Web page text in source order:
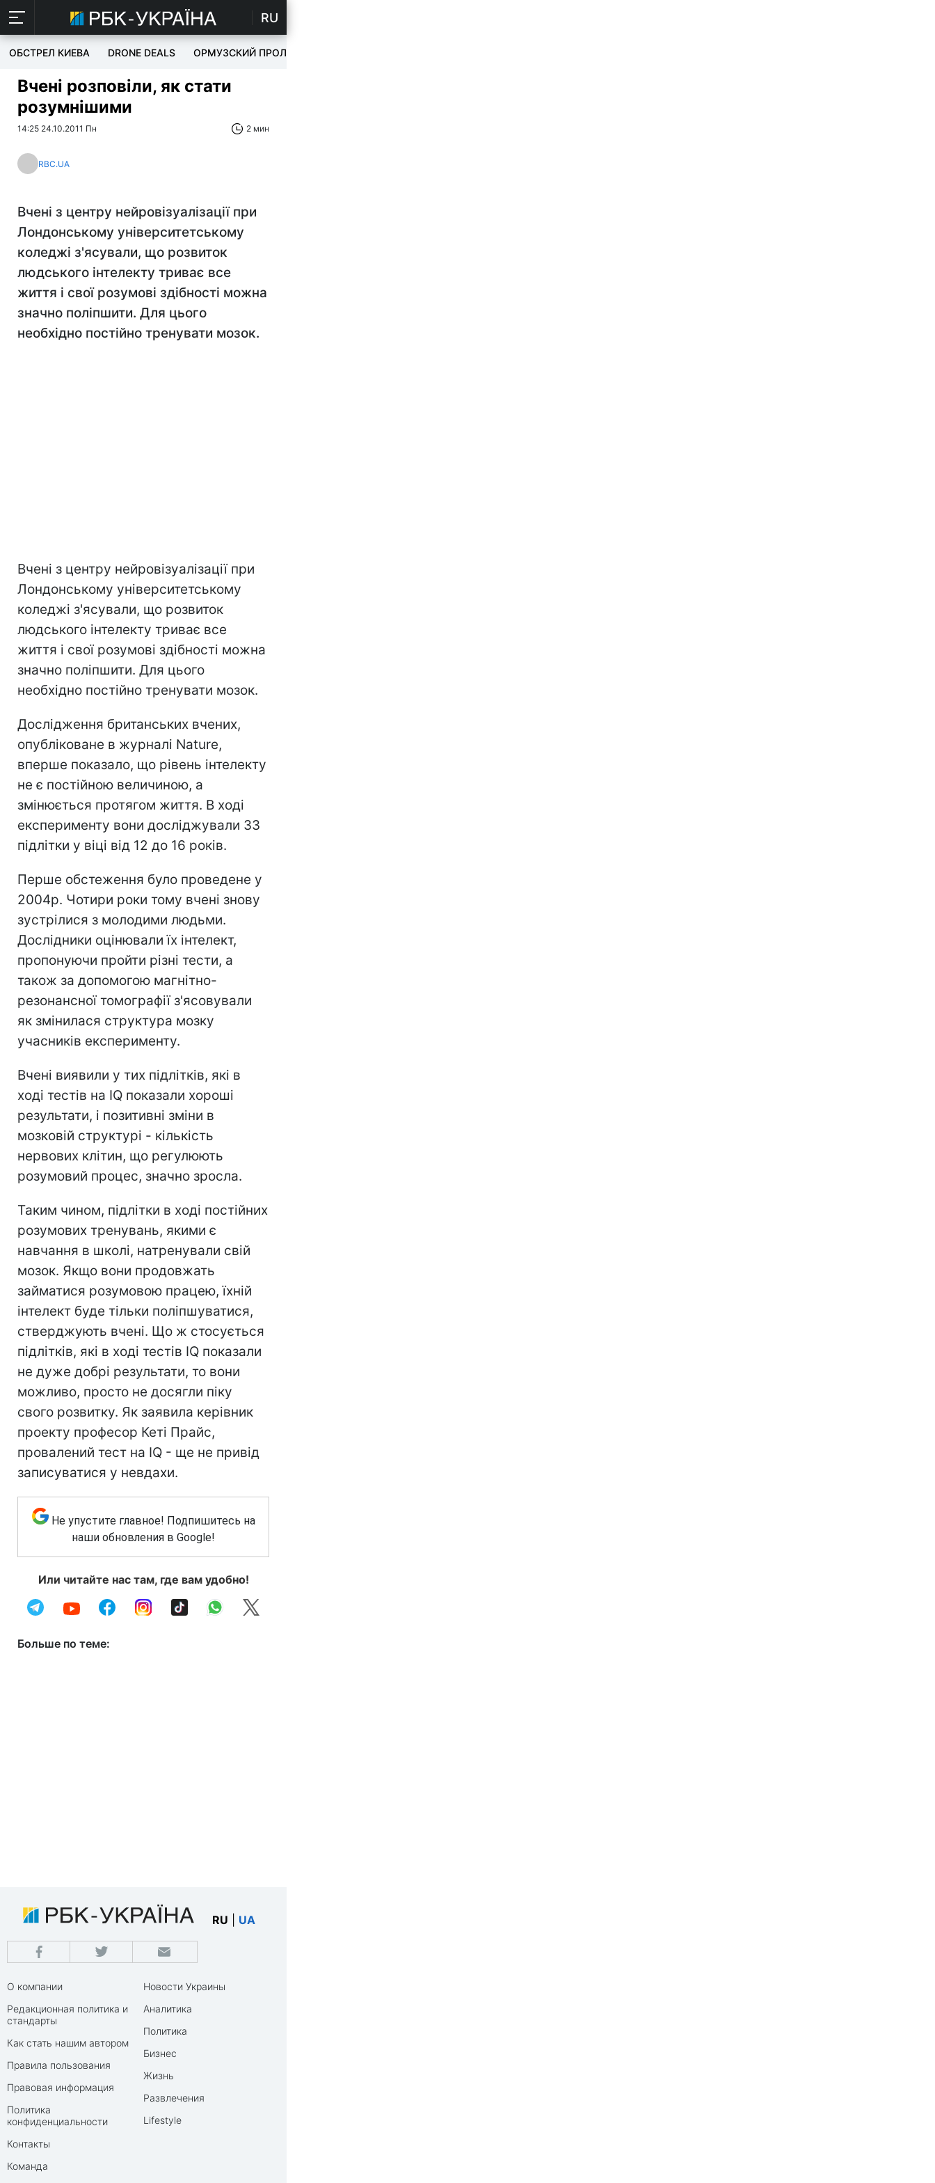
RU
ОБСТРЕЛ КИЕВА DRONE DEALS ОРМУЗСКИЙ ПРОЛИВ
Вчені розповіли, як стати
розумнішими
14:25 24.10.2011 Пн 2 мин
RBC.UA
Вчені з центру нейровізуалізації при
Лондонському університетському
коледжі з'ясували, що розвиток
людського інтелекту триває все
життя і свої розумові здібності можна
значно поліпшити. Для цього
необхідно постійно тренувати мозок.
Вчені з центру нейровізуалізації при
Лондонському університетському
коледжі з'ясували, що розвиток
людського інтелекту триває все
життя і свої розумові здібності можна
значно поліпшити. Для цього
необхідно постійно тренувати мозок.
Дослідження британських вчених,
опубліковане в журналі Nature,
вперше показало, що рівень інтелекту
не є постійною величиною, а
змінюється протягом життя. В ході
експерименту вони досліджували 33
підлітки у віці від 12 до 16 років.
Перше обстеження було проведене у
2004р. Чотири роки тому вчені знову
зустрілися з молодими людьми.
Дослідники оцінювали їх інтелект,
пропонуючи пройти різні тести, а
також за допомогою магнітно-
резонансної томографії з'ясовували
як змінилася структура мозку
учасників експерименту.
Вчені виявили у тих підлітків, які в
ході тестів на IQ показали хороші
результати, і позитивні зміни в
мозковій структурі - кількість
нервових клітин, що регулюють
розумовий процес, значно зросла.
Таким чином, підлітки в ході постійних
розумових тренувань, якими є
навчання в школі, натренували свій
мозок. Якщо вони продовжать
займатися розумовою працею, їхній
інтелект буде тільки поліпшуватися,
стверджують вчені. Що ж стосується
підлітків, які в ході тестів IQ показали
не дуже добрі результати, то вони
можливо, просто не досягли піку
свого розвитку. Як заявила керівник
проекту професор Кеті Прайс,
провалений тест на IQ - ще не привід
записуватися у невдахи.
Не упустите главное! Подпишитесь на
наши обновления в Google!
Или читайте нас там, где вам удобно!
Больше по теме:
RU UA
О компании
Редакционная политика и
стандарты
Как стать нашим автором
Правила пользования
Правовая информация
Политика
конфиденциальности
Контакты
Команда
Новости Украины
Аналитика
Политика
Бизнес
Жизнь
Развлечения
Lifestyle